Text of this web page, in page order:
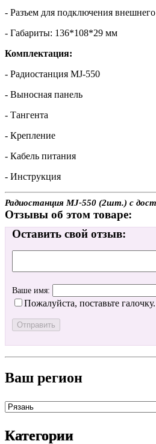
- Разъем для подключения
- Габариты: 136*108*29 мм
Комплектация:
- Радиостанция MJ-550
- Выносная панель
- Тангента
- Крепление
- Кабель питания
- Инструкция
Радиостанция MJ-550 (2шт.) с
Отзывы об этом товаре:
Оставить свой отзыв:
Ваше имя:
Пожалуйста, поставьте галочку.
Ваш регион
Категории